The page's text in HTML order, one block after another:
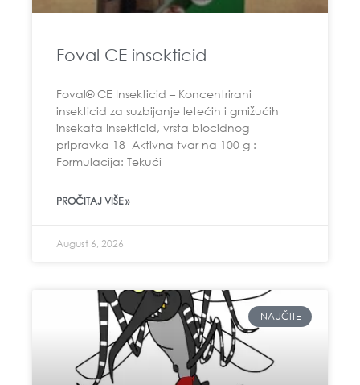
Foval CE insekticid
Foval® CE Insekticid – Koncentrirani
insekticid za suzbijanje letećih i gmižućih
insekata Insekticid, vrsta biocidnog
pripravka 18 Aktivna tvar na 100 g :
Formulacija: Tekući
PROČITAJ VIŠE »
August 6, 2026
NAUČITE